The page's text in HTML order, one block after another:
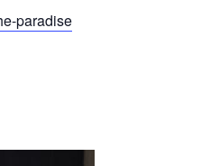
paradise